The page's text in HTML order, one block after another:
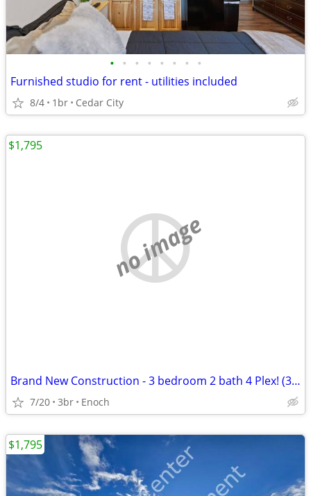
• • • • • • • •
Furnished studio for rent - utilities included
8/4 1br Cedar City
no image
Brand New Construction - 3 bedroom 2 bath 4 Plex! (3939)
7/20 3br Enoch
$1,795
$1,795